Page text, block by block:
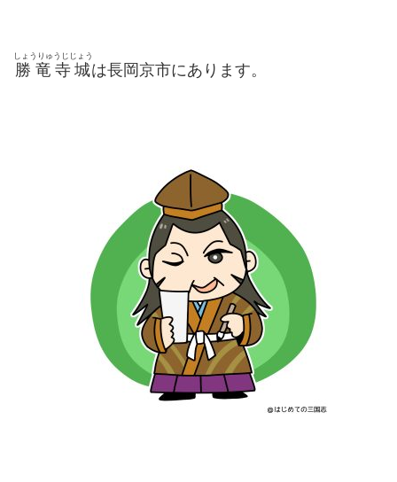
勝竜寺城
しょうりゅうじじょう
は長岡京市にあります。